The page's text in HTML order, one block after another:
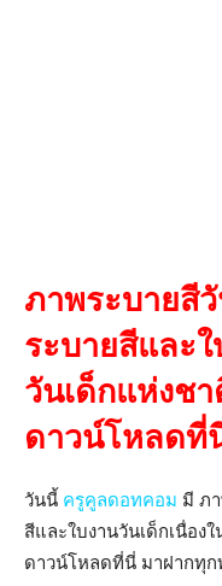
ภาพระบายสี
ระบายสีและใ
วันเด็กแห่งช
ดาวน์โหลดที่
วันนี้ ครูคูลดอทคอม มี ภ
สีและใบงานวันเด็กเนื่อง
ดาวน์โหลดที่นี่ มาฝากทุก